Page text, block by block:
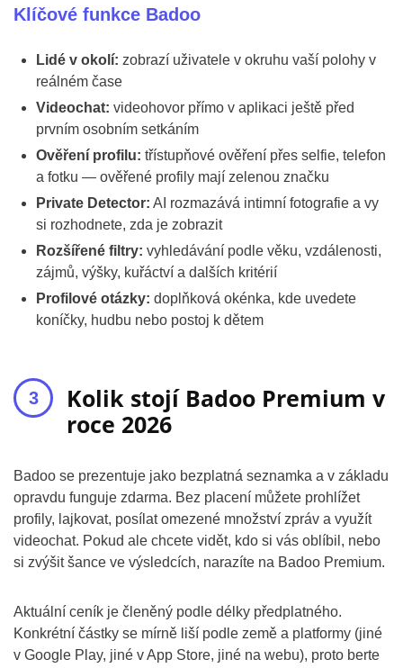
Klíčové funkce Badoo
Lidé v okolí: zobrazí uživatele v okruhu vaší polohy v
reálném čase
Videochat: videohovor přímo v aplikaci ještě před
prvním osobním setkáním
Ověření profilu: třístupňové ověření přes selfie, telefon
a fotku — ověřené profily mají zelenou značku
Private Detector: AI rozmazává intimní fotografie a vy
si rozhodnete, zda je zobrazit
Rozšířené filtry: vyhledávání podle věku, vzdálenosti,
zájmů, výšky, kuřáctví a dalších kritérií
Profilové otázky: doplňková okénka, kde uvedete
koníčky, hudbu nebo postoj k dětem
Kolik stojí Badoo Premium v
roce 2026
Badoo se prezentuje jako bezplatná seznamka a v základu
opravdu funguje zdarma. Bez placení můžete prohlížet
profily, lajkovat, posílat omezené množství zpráv a využít
videochat. Pokud ale chcete vidět, kdo si vás oblíbil, nebo
si zvýšit šance ve výsledcích, narazíte na Badoo Premium.
Aktuální ceník je členěný podle délky předplatného.
Konkrétní částky se mírně liší podle země a platformy (jiné
v Google Play, jiné v App Store, jiné na webu), proto berte